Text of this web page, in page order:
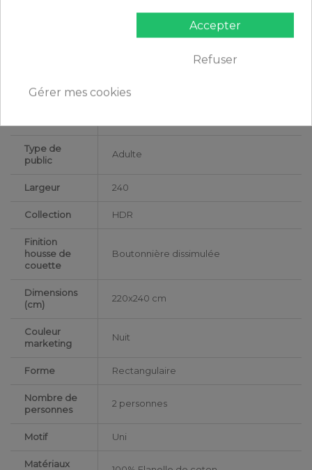
Type de
public
Adulte
Largeur 240
Collection HDR
Finition
housse de
couette
Boutonnière dissimulée
Dimensions
(cm)
220x240 cm
Couleur
marketing
Nuit
Forme Rectangulaire
Nombre de
personnes
2 personnes
Motif Uni
Matériaux
Accepter
Refuser
Gérer mes cookies